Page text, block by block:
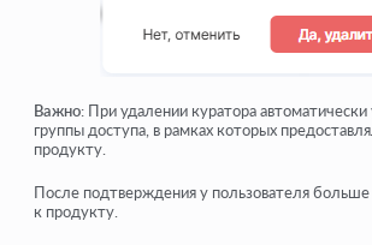
Важно: При удалении куратора автоматически
группы доступа, в рамках которых
продукту.
После подтверждения у пользователя
к продукту.